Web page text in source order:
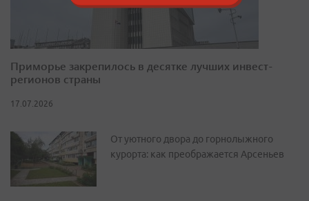
Приморье закрепилось в десятке лучших инвест-
регионов страны
17.07.2026
От уютного двора до горнолыжного
курорта: как преображается Арсеньев